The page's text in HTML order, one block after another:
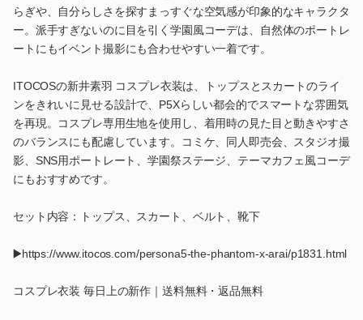
らぎや、自分らしさを探すまっすぐな空気感が印象的なキャラクタ
ー。派手すぎないのに目を引く学園風コーデは、自然体のポートレ
ートにもイベント撮影にも合わせやすい一着です。
ITOCOSの新井素羽 コスプレ衣装は、トップスとスカートのライ
ンをきれいに見せる設計で、P5Xらしい都会的でスマートな雰囲気
を再現。コスプレ専用生地を使用し、着用時の見た目と動きやすさ
のバランスにも配慮しています。コミケ、同人即売会、スタジオ撮
影、SNS用ポートレート、学園祭ステージ、テーマカフェ風コーデ
にもおすすめです。
セット内容：トップス、スカート、ベルト、靴下
▶️https://www.itocos.com/persona5-the-phantom-x-arai/p1831.html
コスプレ衣装 毎日上の新作｜送料無料・返品無料